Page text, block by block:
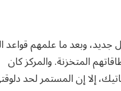
وبعد ما علمهم قواعد
المتخزنة. والمركز كان
إلا إن المستمر لحد